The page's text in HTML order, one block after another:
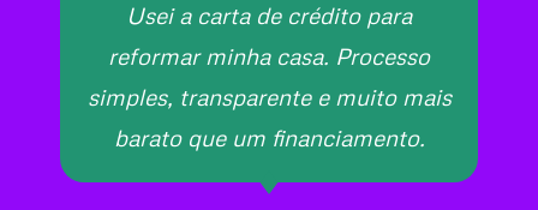
Usei a carta de crédito para
reformar minha casa. Processo
simples, transparente e muito mais
barato que um financiamento.